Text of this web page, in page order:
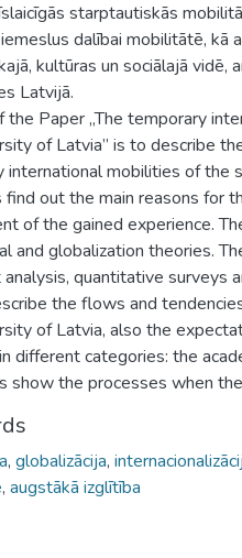
starptautiskās
dalībai mobilitātē, kā
kultūras un sociālajā vidē,
Latvijā.
the Paper „The temporary
of Latvia” is to describe
international mobilities of the
out the main reasons for
of the gained experience.
and globalization theories.
quantitative surveys
the flows and
of Latvia, also the
different categories: the
show the processes when
, globalizācija,
, augstākā izglītība